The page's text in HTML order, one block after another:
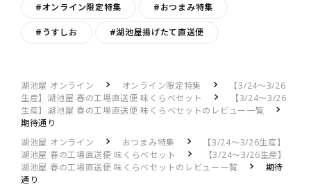
#オンライン限定特集 #おつまみ特集
#うすしお #湖池屋揚げたて直送便
湖池屋 オンライン オンライン限定特集
【3/24～3/26
生産】湖池屋 春の工場直送便 味くらべセット
【3/24～3/26
生産】湖池屋 春の工場直送便 味くらべセットのレビュー一覧
期待通り
湖池屋 オンライン
おつまみ特集
【3/24～3/26生産】
湖池屋 春の工場直送便 味くらべセット
【3/24～3/26生産】
湖池屋 春の工場直送便 味くらべセットのレビュー一覧
期待
通り